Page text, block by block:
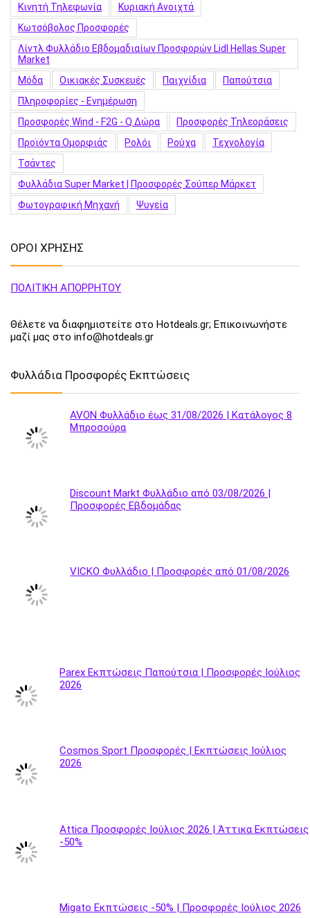
Κινητή Τηλεφωνία
Κυριακή Ανοιχτά
Κωτσόβολος Προσφορές
Λίντλ Φυλλάδιο Εβδομαδιαίων Προσφορών Lidl Hellas Super
Market
Μόδα
Οικιακές Συσκευές Παιχνίδια
Παπούτσια
Πληροφορίες - Ενημέρωση
Προσφορές Wind - F2G - Q Δώρα
Προσφορές Τηλεοράσεις
Προϊόντα Ομορφιάς
Ρολόι Ρούχα
Τεχνολογία
Τσάντες
Φυλλάδια Super Market | Προσφορές Σούπερ Μάρκετ
Φωτογραφική Μηχανή
Ψυγεία
ΟΡΟΙ ΧΡΗΣΗΣ
ΠΟΛΙΤΙΚΗ ΑΠΟΡΡΗΤΟΥ
Θέλετε να διαφημιστείτε στο Hotdeals.gr; Επικοινωνήστε
μαζί μας στο info@hotdeals.gr
Φυλλάδια Προσφορές Εκπτώσεις
AVON Φυλλάδιο έως 31/08/2026 | Κατάλογος 8
Μπροσούρα
Discount Markt Φυλλάδιο από 03/08/2026 |
Προσφορές Εβδομάδας
VICKO Φυλλάδιο | Προσφορές από 01/08/2026
Parex Εκπτώσεις Παπούτσια | Προσφορές Ιούλιος
2026
Cosmos Sport Προσφορές | Εκπτώσεις Ιούλιος
2026
Attica Προσφορές Ιούλιος 2026 | Άττικα Εκπτώσεις
-50%
Migato Εκπτώσεις -50% | Προσφορές Ιούλιος 2026